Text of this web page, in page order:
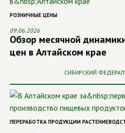
РОЗНИЧНЫЕ ЦЕНЫ
09.06.2026
Обзор месячной
цен в Алтайском крае
СИБИРСКИЙ
ПЕРЕРАБОТКА ПРОДУКЦИИ